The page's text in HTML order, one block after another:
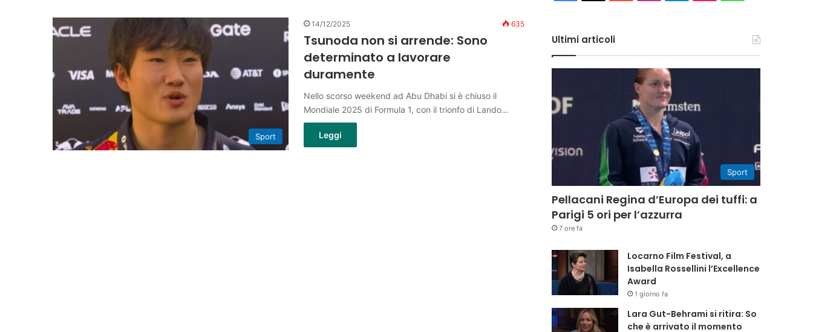
Sport
14/12/2025 635
Tsunoda non si arrende: Sono
determinato a lavorare
duramente
Nello scorso weekend ad Abu Dhabi si è chiuso il
Mondiale 2025 di Formula 1, con il trionfo di Lando…
Leggi
Ultimi articoli
Sport
Pellacani Regina d’Europa dei tuffi: a
Parigi 5 ori per l’azzurra
7 ore fa
Locarno Film Festival, a
Isabella Rossellini l’Excellence
Award
1 giorno fa
Lara Gut-Behrami si ritira: So
che è arrivato il momento